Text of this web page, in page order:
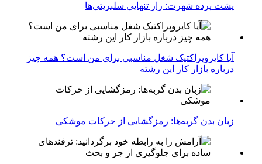
پشت پرده شهرت: راز تنهایی سلبریتی‌ها
آیا کایروپراکتیک شغل مناسبی برای من است؟ همه چیز
درباره بازار کار این رشته
زبان بدن گربه‌ها: رمزگشایی از حرکات موشکی